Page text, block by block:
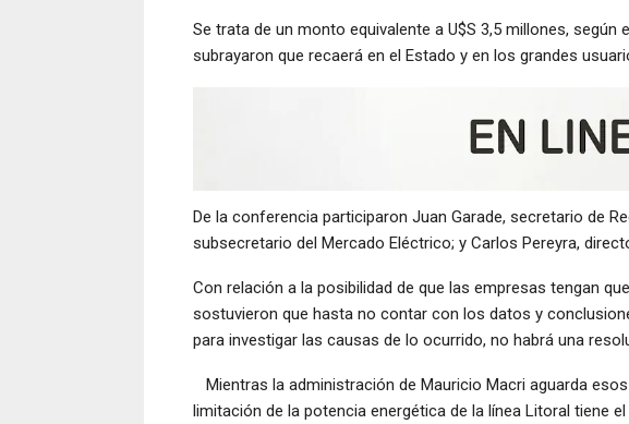
Se trata de un monto equivalente a U$S 3,5 millones,
subrayaron que recaerá en el Estado y en los grandes
De la conferencia participaron Juan Garade, secretario de
subsecretario del Mercado Eléctrico; y Carlos Pereyra,
Con relación a la posibilidad de que las empresas tengan
sostuvieron que hasta no contar con los datos y
para investigar las causas de lo ocurrido, no habrá una
Mientras la administración de Mauricio Macri aguarda
limitación de la potencia energética de la línea Litoral tiene